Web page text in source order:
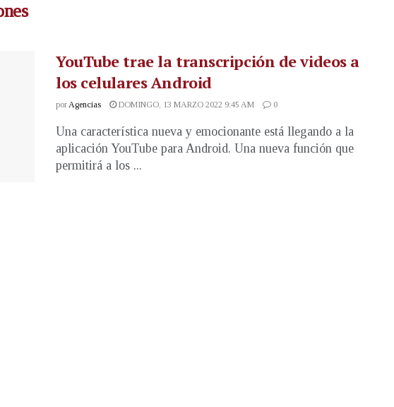
YouTube trae la transcripción de videos a
los celulares Android
porAgencias DOMINGO, 13 MARZO 2022 9:45 AM 0
Una característica nueva y emocionante está llegando a la
aplicación YouTube para Android. Una nueva función que
permitirá a los ...